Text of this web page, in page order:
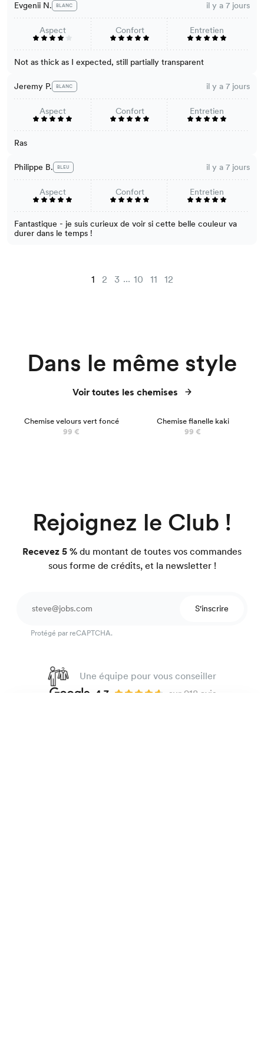
Evgenii N. BLANC il y a 7 jours
Aspect Confort Entretien
Not as thick as I expected, still partially transparent
Jeremy P. BLANC il y a 7 jours
Aspect Confort Entretien
Ras
Philippe B. BLEU il y a 7 jours
Aspect Confort Entretien
Fantastique - je suis curieux de voir si cette belle couleur va
durer dans le temps !
1 2 3 ... 10 11 12
Dans le même style
Voir toutes les chemises
Chemise velours vert foncé
99 €
Chemise flanelle kaki
99 €
Rejoignez le Club !
Recevez 5 % du montant de toutes vos commandes
sous forme de crédits, et la newsletter !
S'inscrire
Protégé par reCAPTCHA.
Une équipe pour vous conseiller
4.7
sur 918 avis